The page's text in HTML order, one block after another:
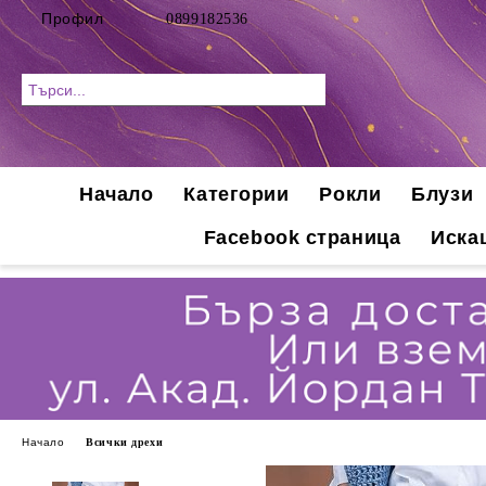
Профил 0899182536
Начало Категории Рокли
Блузи
Facebook страница
Начало Всички дрехи